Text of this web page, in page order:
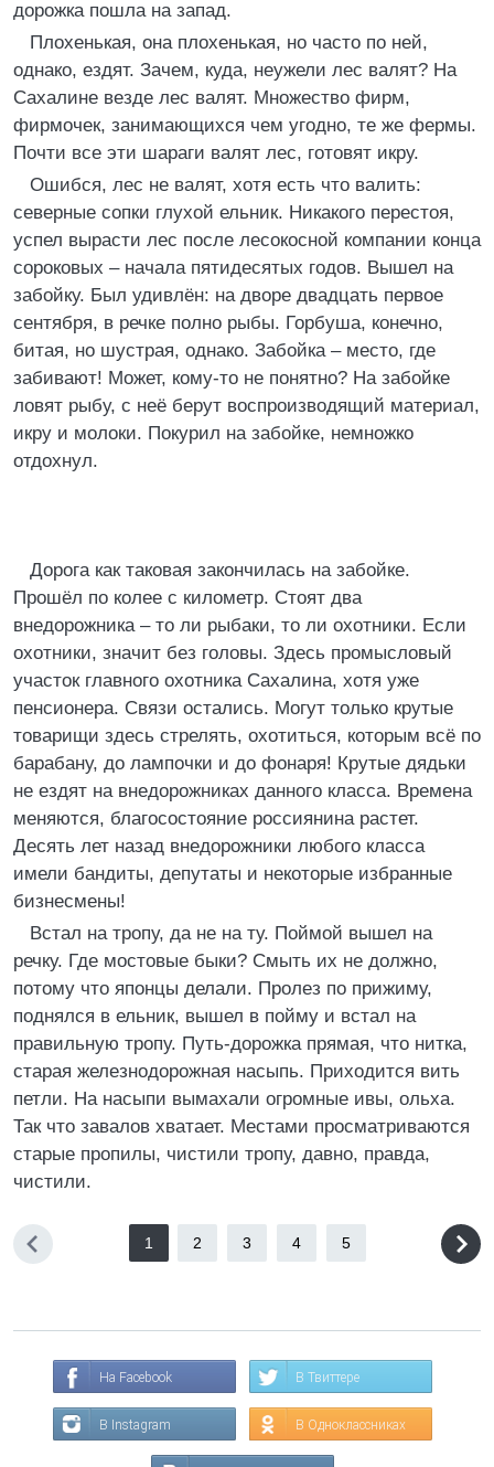
дорожка пошла на запад.
Плохенькая, она плохенькая, но часто по ней,
однако, ездят. Зачем, куда, неужели лес валят? На
Сахалине везде лес валят. Множество фирм,
фирмочек, занимающихся чем угодно, те же фермы.
Почти все эти шараги валят лес, готовят икру.
Ошибся, лес не валят, хотя есть что валить:
северные сопки глухой ельник. Никакого перестоя,
успел вырасти лес после лесокосной компании конца
сороковых – начала пятидесятых годов. Вышел на
забойку. Был удивлён: на дворе двадцать первое
сентября, в речке полно рыбы. Горбуша, конечно,
битая, но шустрая, однако. Забойка – место, где
забивают! Может, кому-то не понятно? На забойке
ловят рыбу, с неё берут воспроизводящий материал,
икру и молоки. Покурил на забойке, немножко
отдохнул.
Дорога как таковая закончилась на забойке.
Прошёл по колее с километр. Стоят два
внедорожника – то ли рыбаки, то ли охотники. Если
охотники, значит без головы. Здесь промысловый
участок главного охотника Сахалина, хотя уже
пенсионера. Связи остались. Могут только крутые
товарищи здесь стрелять, охотиться, которым всё по
барабану, до лампочки и до фонаря! Крутые дядьки
не ездят на внедорожниках данного класса. Времена
меняются, благосостояние россиянина растет.
Десять лет назад внедорожники любого класса
имели бандиты, депутаты и некоторые избранные
бизнесмены!
Встал на тропу, да не на ту. Поймой вышел на
речку. Где мостовые быки? Смыть их не должно,
потому что японцы делали. Пролез по прижиму,
поднялся в ельник, вышел в пойму и встал на
правильную тропу. Путь-дорожка прямая, что нитка,
старая железнодорожная насыпь. Приходится вить
петли. На насыпи вымахали огромные ивы, ольха.
Так что завалов хватает. Местами просматриваются
старые пропилы, чистили тропу, давно, правда,
чистили.
1 2 3 4 5
На Facebook В Твиттере
В Instagram В Одноклассниках